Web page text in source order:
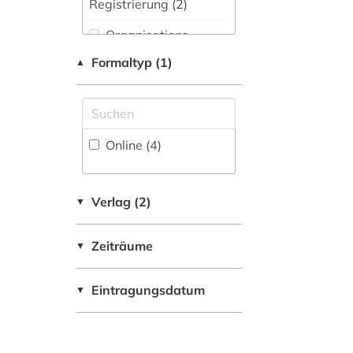
Registrierung (2)
Organisations-
Shibboleth
Zugriff vor Ort
▲ Formaltyp (1)
Online (4)
▼ Verlag (2)
▼ Zeiträume
▼ Eintragungsdatum